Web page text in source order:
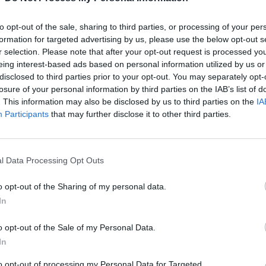
opt-out of the sale, sharing to third parties, or processing of your
for targeted advertising by us, please use the below opt-out
selection. Please note that after your opt-out request is processed
interest-based ads based on personal information utilized by us
to third parties prior to your opt-out. You may separately
of your personal information by third parties on the IAB’s list of
This information may also be disclosed by us to third parties on the
Participants that may further disclose it to other third parties.
Data Processing Opt Outs
opt-out of the Sharing of my personal data.
opt-out of the Sale of my Personal Data.
a
öt
Ekkor jelennek meg a
BloodRayne
felújítások konzolon
Végre megkaptuk a
hivatalos megjelenési
dátumokat, és nem is kell
virít.
1